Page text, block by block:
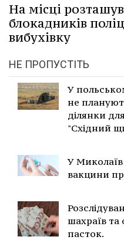
На місці
блокадників
вибухівку
НЕ ПРОПУСТІТЬ
У
не
ділянки
"Східний
У Миколаїв
вакцини
шахраїв та
пасток.